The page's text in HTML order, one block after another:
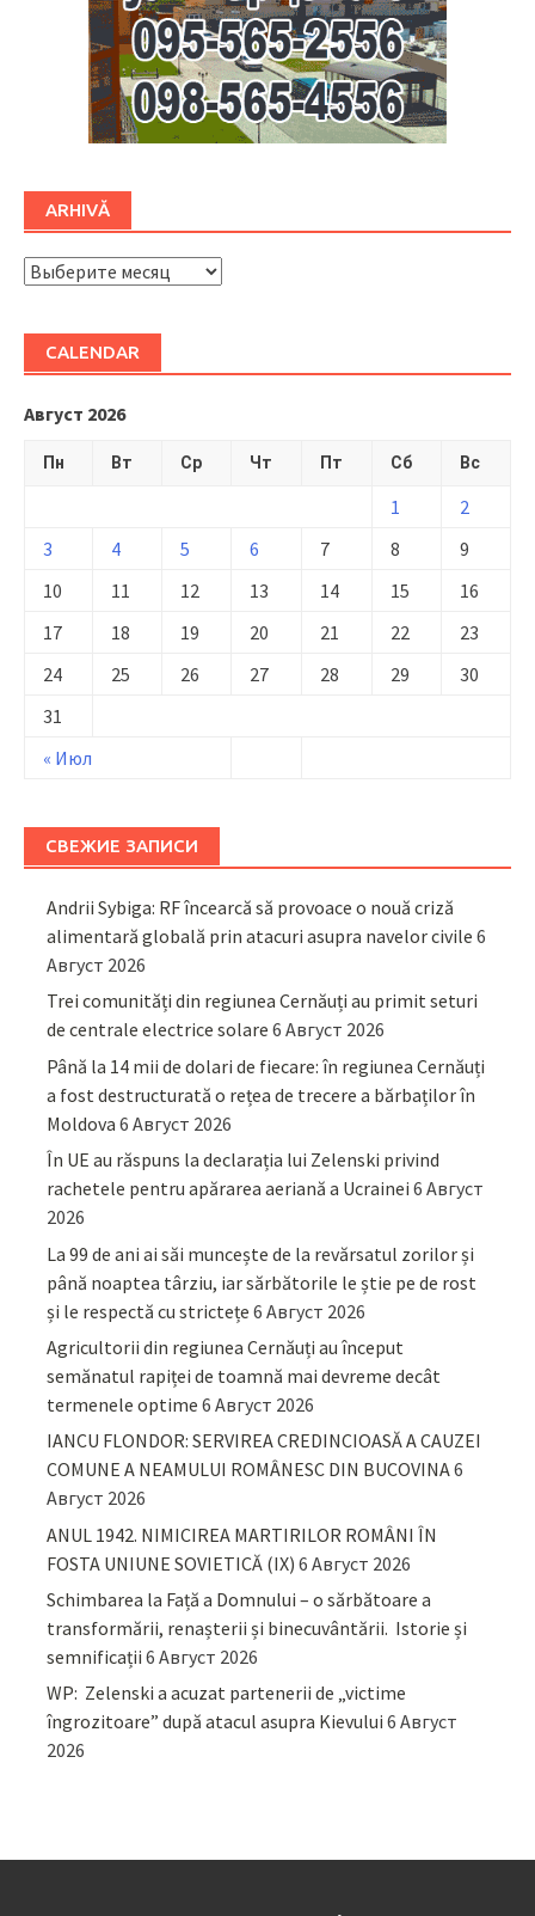
ARHIVĂ
ARHIVĂ
CALENDAR
Август 2026
Пн Вт Ср Чт Пт Сб Вс
« Июл
1
2
3
4 5 6 7 8
9
10
11 12 13 14 15
16
17
18 19 20 21 22
23
24
25 26 27 28 29
30
31
СВЕЖИЕ ЗАПИСИ
Andrii Sybiga: RF încearcă să provoace o nouă criză
alimentară globală prin atacuri asupra navelor civile 6
Август 2026
Trei comunități din regiunea Cernăuți au primit seturi
de centrale electrice solare 6 Август 2026
Până la 14 mii de dolari de fiecare: în regiunea Cernăuți
a fost destructurată o rețea de trecere a bărbaților în
Moldova 6 Август 2026
În UE au răspuns la declarația lui Zelenski privind
rachetele pentru apărarea aeriană a Ucrainei 6 Август
2026
La 99 de ani ai săi muncește de la revărsatul zorilor și
până noaptea târziu, iar sărbătorile le știe pe de rost
și le respectă cu strictețe 6 Август 2026
Agricultorii din regiunea Cernăuți au început
semănatul rapiței de toamnă mai devreme decât
termenele optime 6 Август 2026
IANCU FLONDOR: SERVIREA CREDINCIOASĂ A CAUZEI
COMUNE A NEAMULUI ROMÂNESC DIN BUCOVINA6
Август 2026
ANUL 1942. NIMICIREA MARTIRILOR ROMÂNI ÎN
FOSTA UNIUNE SOVIETICĂ (IX) 6 Август 2026
Schimbarea la Față a Domnului – o sărbătoare a
transformării, renașterii și binecuvântării. Istorie și
semnificații 6 Август 2026
WP: Zelenski a acuzat partenerii de „victime
îngrozitoare” după atacul asupra Kievului 6 Август
2026